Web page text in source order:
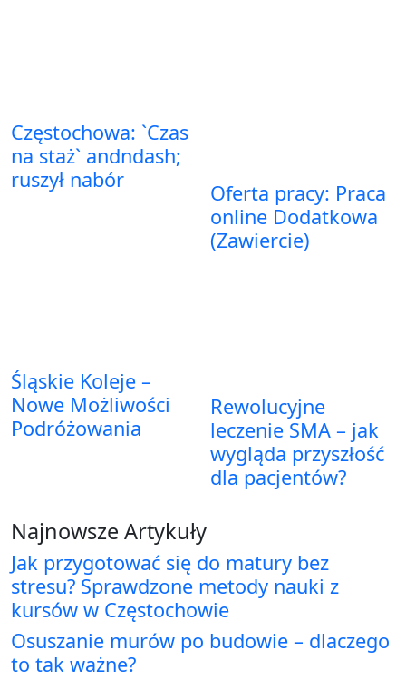
Częstochowa: `Czas
na staż` andndash;
ruszył nabór
Oferta pracy: Praca
online Dodatkowa
(Zawiercie)
Śląskie Koleje –
Nowe Możliwości
Podróżowania
Rewolucyjne
leczenie SMA – jak
wygląda przyszłość
dla pacjentów?
Najnowsze Artykuły
Jak przygotować się do matury bez
stresu? Sprawdzone metody nauki z
kursów w Częstochowie
Osuszanie murów po budowie – dlaczego
to tak ważne?